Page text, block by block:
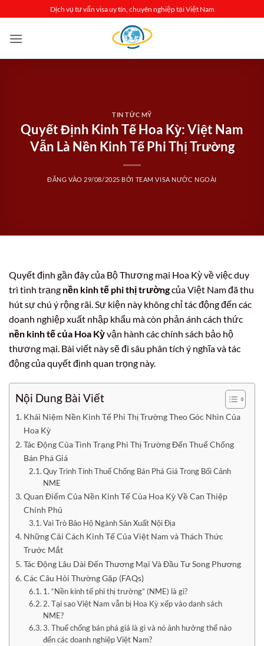
qua
nội
Dịch vụ tư vấn visa uy tín, chuyên nghiệp tại Việt Nam
TIN TỨC MỸ
Quyết Định Kinh Tế Hoa Kỳ: Việt Nam
Vẫn Là Nền Kinh Tế Phi Thị Trường
ĐĂNG VÀO 29/08/2025 BỞI TEAM VISA NƯỚC NGOÀI
Quyết định gần đây của Bộ Thương mại Hoa Kỳ về việc duy
trì tình trạng nền kinh tế phi thị trườngcủa Việt Nam đã thu
hút sự chú ý rộng rãi. Sự kiện này không chỉ tác động đến các
doanh nghiệp xuất nhập khẩu mà còn phản ánh cách thức
nền kinh tế của Hoa Kỳvận hành các chính sách bảo hộ
thương mại. Bài viết này sẽ đi sâu phân tích ý nghĩa và tác
động của quyết định quan trọng này.
Nội Dung Bài Viết
Khái Niệm Nền Kinh Tế Phi Thị Trường Theo Góc Nhìn Của
Hoa Kỳ
Tác Động Của Tình Trạng Phi Thị Trường Đến Thuế Chống
Bán Phá Giá
Quy Trình Tính Thuế Chống Bán Phá Giá Trong Bối Cảnh
NME
Quan Điểm Của Nền Kinh Tế Của Hoa Kỳ Về Can Thiệp
Chính Phủ
Vai Trò Bảo Hộ Ngành Sản Xuất Nội Địa
Những Cải Cách Kinh Tế Của Việt Nam và Thách Thức
Trước Mắt
Tác Động Lâu Dài Đến Thương Mại Và Đầu Tư Song Phương
Các Câu Hỏi Thường Gặp (FAQs)
1. “Nền kinh tế phi thị trường” (NME) là gì?
2. Tại sao Việt Nam vẫn bị Hoa Kỳ xếp vào danh sách
NME?
3. Thuế chống bán phá giá là gì và nó ảnh hưởng thế nào
đến các doanh nghiệp Việt Nam?